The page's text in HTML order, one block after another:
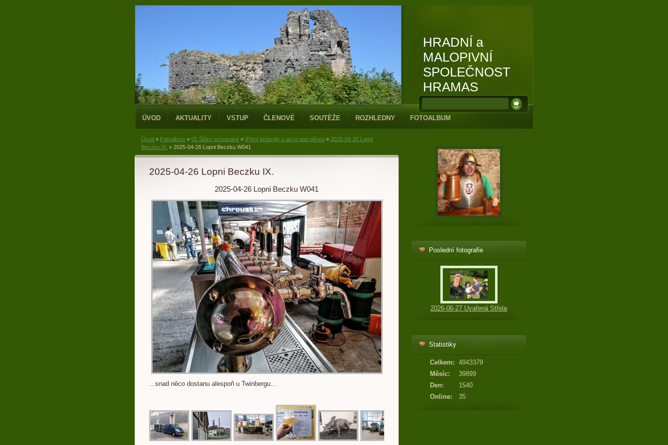
HRADNÍ a
MALOPIVNÍ
SPOLEČNOST
HRAMAS
ÚVOD AKTUALITY VSTUP ČLENOVÉ SOUTĚŽE ROZHLEDNY FOTOALBUM
Úvod » Fotoalbum » 05 Šišky ochutnané » !Pivní festivaly a akce pod pěnou » 2025-04-26 Lopni
Beczku IX. » 2025-04-26 Lopni Beczku W041
2025-04-26 Lopni Beczku IX.
2025-04-26 Lopni Beczku W041
...snad něco dostanu alespoň u Twinbergu...
Poslední fotografie
2026-06-27 Uvařená Střela
Statistiky
Online: 35
Celkem: 4943379
Měsíc:
39899
Den:
1540